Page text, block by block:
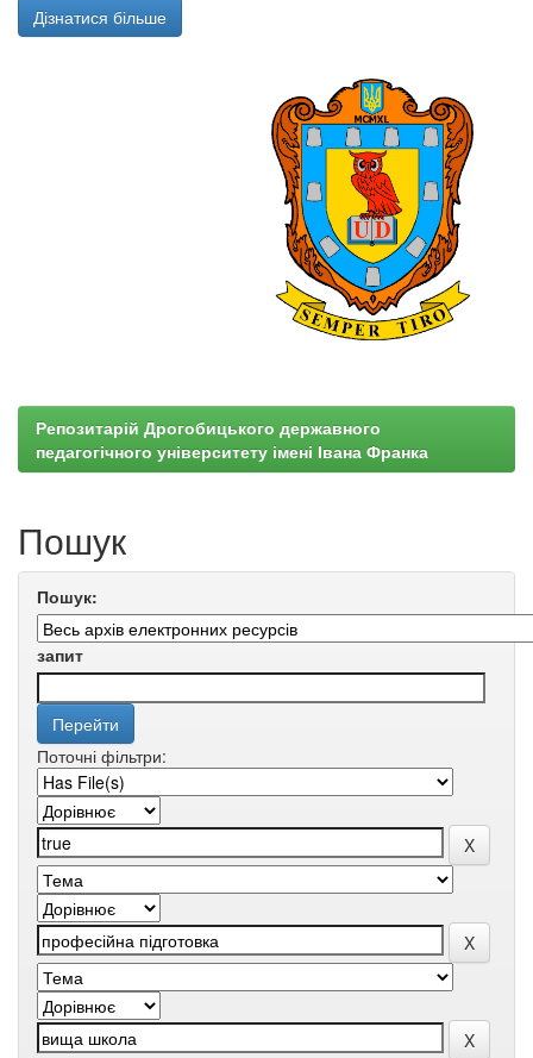
Дізнатися більше
Репозитарій Дрогобицького державного
педагогічного університету імені Івана Франка
Пошук
Пошук:
запит
Поточні фільтри: